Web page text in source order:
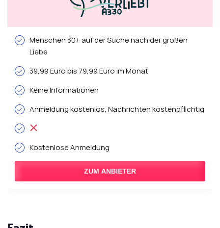
Menschen 30+ auf der Suche nach der großen
Liebe
39,99 Euro bis 79,99 Euro im Monat
Keine Informationen
Anmeldung kostenlos, Nachrichten kostenpflichtig
Kostenlose Anmeldung
ZUM ANBIETER